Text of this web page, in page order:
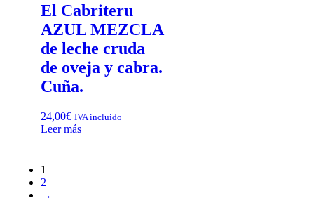
El Cabriteru
AZUL MEZCLA
de leche cruda
de oveja y cabra.
Cuña.
24,00€ IVA incluido
Leer más
1
2
→